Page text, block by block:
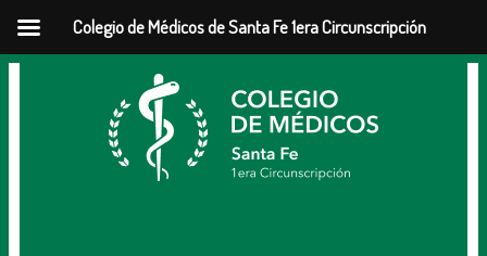
Colegio de Médicos de Santa Fe 1era Circunscripción